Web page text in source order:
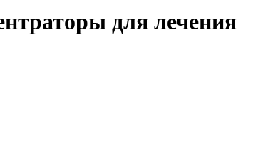
для лечения